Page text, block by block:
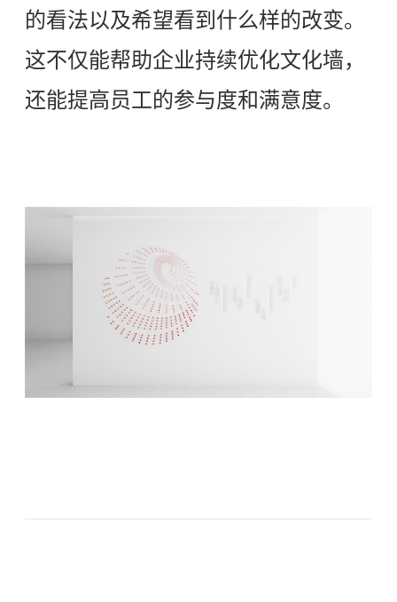
的看法以及希望看到什么样的改变。
这不仅能帮助企业持续优化文化墙，
还能提高员工的参与度和满意度。